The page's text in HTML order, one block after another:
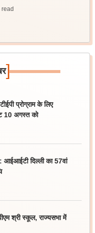
read
]
प्रोग्राम के लिए
10 अगस्त को
दिल्ली का 57वां
श्री स्कूल, राज्यसभा में